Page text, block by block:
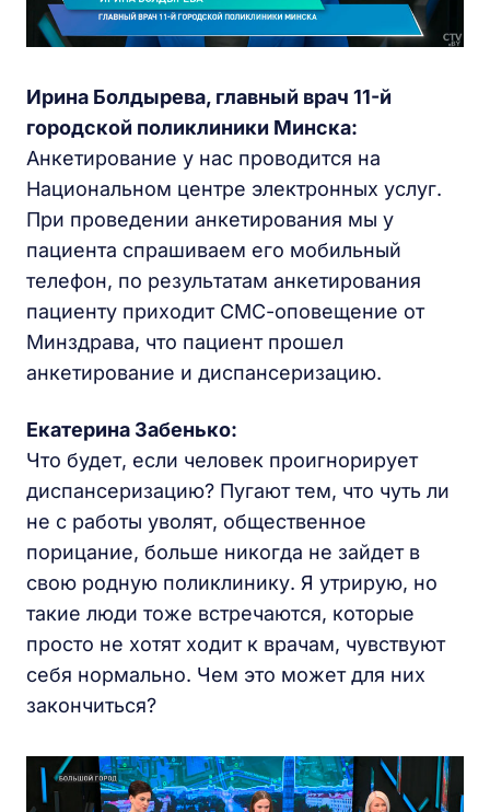
Ирина Болдырева, главный врач 11-й
городской поликлиники Минска:
Анкетирование у нас проводится на
Национальном центре электронных услуг.
При проведении анкетирования мы у
пациента спрашиваем его мобильный
телефон, по результатам анкетирования
пациенту приходит СМС-оповещение от
Минздрава, что пациент прошел
анкетирование и диспансеризацию.
Екатерина Забенько:
Что будет, если человек проигнорирует
диспансеризацию? Пугают тем, что чуть ли
не с работы уволят, общественное
порицание, больше никогда не зайдет в
свою родную поликлинику. Я утрирую, но
такие люди тоже встречаются, которые
просто не хотят ходит к врачам, чувствуют
себя нормально. Чем это может для них
закончиться?